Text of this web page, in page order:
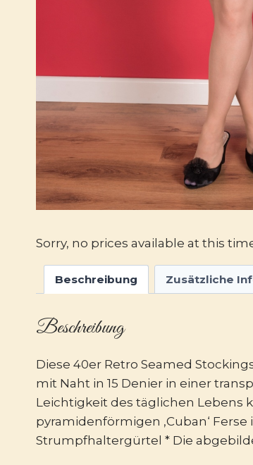
Sorry, no prices available at this
Beschreibung Zusätzliche
Beschreibung
Diese 40er Retro Seamed
mit Naht in 15 Denier in einer
Leichtigkeit des täglichen Lebens
pyramidenförmigen ‚Cuban‘
Strumpfhaltergürtel * Die